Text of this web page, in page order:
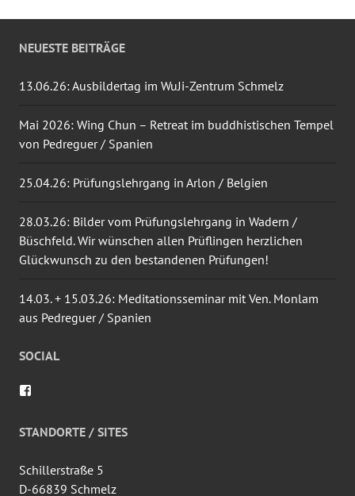
NEUESTE BEITRÄGE
13.06.26: Ausbildertag im WuJi-Zentrum Schmelz
Mai 2026: Wing Chun – Retreat im buddhistischen Tempel
von Pedreguer / Spanien
25.04.26: Prüfungslehrgang in Arlon / Belgien
28.03.26: Bilder vom Prüfungslehrgang in Wadern /
Büschfeld. Wir wünschen allen Prüflingen herzlichen
Glückwunsch zu den bestandenen Prüfungen!
14.03. + 15.03.26: Meditationsseminar mit Ven. Monlam
aus Pedreguer / Spanien
SOCIAL
auf
Facebook
STANDORTE / SITES
Schillerstraße 5
D-66839 Schmelz